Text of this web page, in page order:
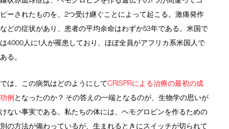
ピーされたものを、2つ受け継ぐことによって起こる。激痛発作
などの症状があり、患者の平均余命はわずか53年である。米国で
は4000人に1人が罹患しており、ほぼ全員がアフリカ系米国人で
ある。
では、この病気はどのようにしてCRISPRによる治療の最初の成
功例 となったのか？ その答えの一端となるのが、生物学の思いが
けない事実である。私たちの体には、ヘモグロビンを作るための
別の方法が備わっているが、生まれるときにスイッチが切られて